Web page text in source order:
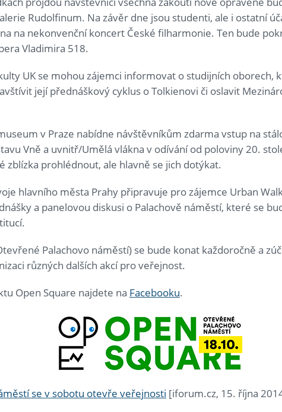
Rudolfinum. Na závěr dne jsou studenti, ale i ostatní
na nekonvenční koncert České filharmonie. Ten bude
Vladimira 518.
UK se mohou zájemci informovat o studijních oborech,
její přednáškový cyklus o Tolkienovi či oslavit
v Praze nabídne návštěvníkům zdarma vstup na
Vně a uvnitř/Umělá vlákna v odívání od poloviny 20.
zblízka prohlédnout, ale hlavně se jich dotýkat.
hlavního města Prahy připravuje pro zájemce Urban
a panelovou diskusi o Palachově náměstí, které se
Palachovo náměstí) se bude konat každoročně a
různých dalších akcí pro veřejnost.
Open Square najdete na Facebooku.
se v sobotu otevře veřejnosti [iforum.cz, 15. října